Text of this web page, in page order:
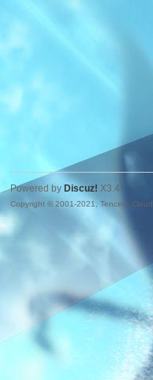
Powered by Discuz! X3.4
Copyright © 2001-2021, Tencent Cloud.